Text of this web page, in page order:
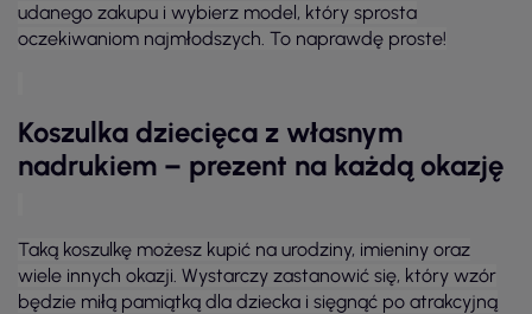
udanego zakupu i wybierz model, który sprosta
oczekiwaniom najmłodszych. To naprawdę proste!
Koszulka dziecięca z własnym
nadrukiem – prezent na każdą okazję
Taką koszulkę możesz kupić na urodziny, imieniny oraz
wiele innych okazji. Wystarczy zastanowić się, który wzór
będzie miłą pamiątką dla dziecka i sięgnąć po atrakcyjną